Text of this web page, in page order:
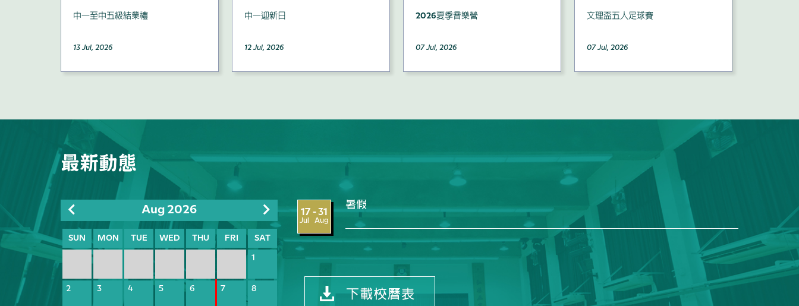
中一至中五級結業禮
13 Jul, 2026
中一迎新日
12 Jul, 2026
2026夏季音樂營
07 Jul, 2026
文理盃五人足球賽
07 Jul, 2026
最新動態
Aug 2026
SUN MON TUE WED THU FRI SAT
1
2 3 4 5 6 7 8
17 - 31
Jul Aug
暑假